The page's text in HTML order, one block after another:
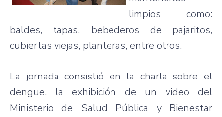
limpios como:
baldes, tapas, bebederos de pajaritos,
cubiertas viejas, planteras, entre otros.
La jornada consistió en la charla sobre el
dengue, la exhibición de un video del
Ministerio de Salud Pública y Bienestar